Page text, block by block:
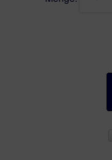
innen und außen;
+ AV3 von
Innovationen von
+ 3 dimensional